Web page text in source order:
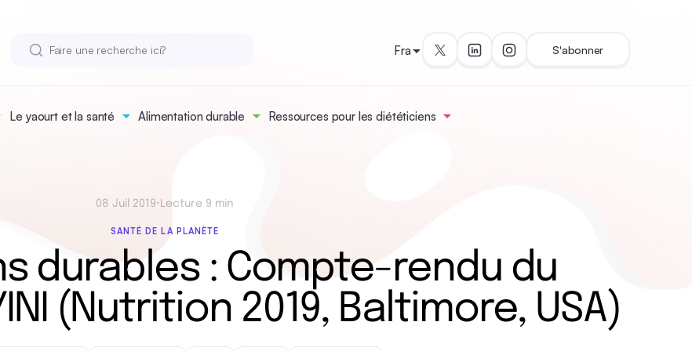
Le yaourt et la santé Alimentation durable Ressources pour les diététiciens
Fra S'abonner
08 Juil 2019• Lecture 9 min
SANTÉ DE LA PLANÈTE
durables : Compte-rendu du
(Nutrition 2019, Baltimore, USA)